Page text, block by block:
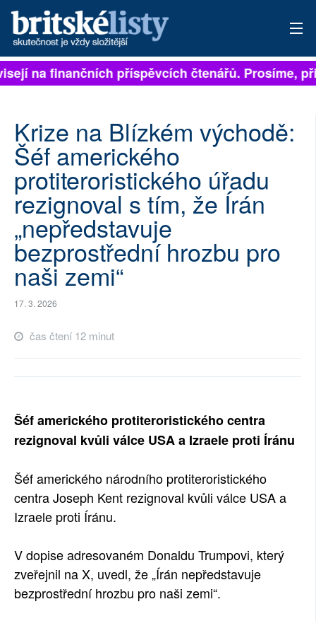
PŘIHLÁSIT
ARCHIV
ROZHOVORY
TÉMATA
NEJČTENĚJŠÍ ZA 7 DNÍ
AUTOŘI
PŘÍSPĚVKY NA PROVOZ
SOCIÁLNÍ SÍTĚ
na finančních příspěvcích čtenářů. Prosíme,
Krize na Blízkém východě:
Šéf amerického
protiteroristického úřadu
rezignoval s tím, že Írán
„nepředstavuje
bezprostřední hrozbu pro
naši zemi“
17. 3. 2026
čas čtení 12 minut
Šéf amerického protiteroristického centra
rezignoval kvůli válce USA a Izraele proti Íránu
Šéf amerického národního protiteroristického
centra Joseph Kent rezignoval kvůli válce USA a
Izraele proti Íránu.
V dopise adresovaném Donaldu Trumpovi, který
zveřejnil na X, uvedl, že „Írán nepředstavuje
bezprostřední hrozbu pro naši zemi“.